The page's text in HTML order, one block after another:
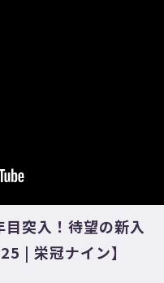
目突入！待望の新入
| 栄冠ナイン】